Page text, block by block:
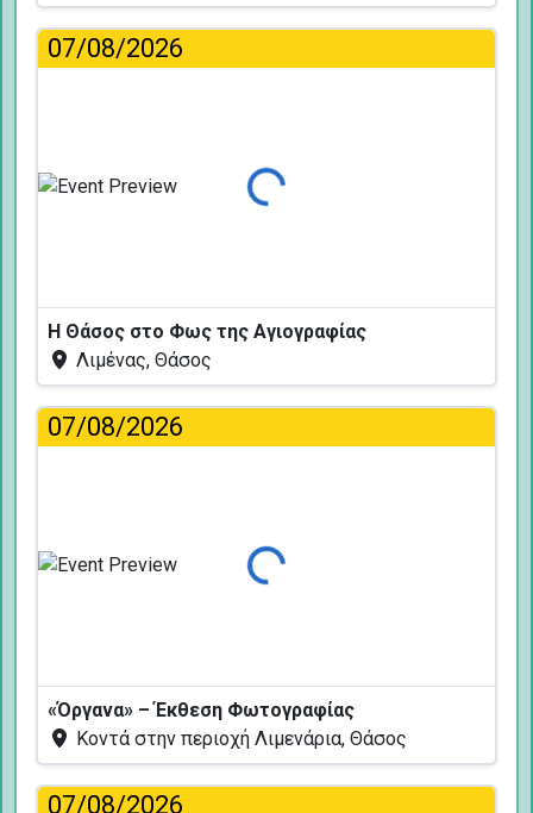
07/08/2026
Φόρτωση...
Η Θάσος στο Φως της Αγιογραφίας
Λιμένας, Θάσος
07/08/2026
Φόρτωση...
«Όργανα» – Έκθεση Φωτογραφίας
Κοντά στην περιοχή Λιμενάρια, Θάσος
07/08/2026